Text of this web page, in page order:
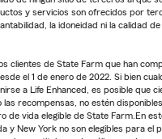
y servicios son ofrecidos por
la idoneidad ni la calidad
clientes de State Farm que han
el 1 de enero de 2022. Si bien
a Life Enhanced, es posible que
las recompensas, no estén
de vida elegible de State Farm.En
y New York no son elegibles para el